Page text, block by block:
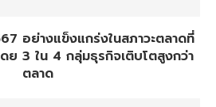
อย่างแข็งแกร่งในสภาวะตลาดที่
ดย 3 ใน 4 กลุ่มธุรกิจเติบโตสูงกว่า
ตลาด